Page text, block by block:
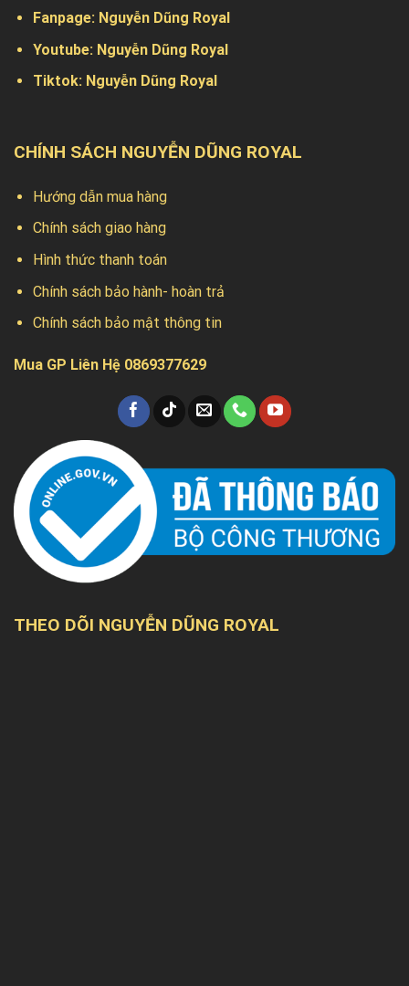
Fanpage: Nguyễn Dũng Royal
Youtube: Nguyễn Dũng Royal
Tiktok: Nguyễn Dũng Royal
CHÍNH SÁCH NGUYỄN DŨNG ROYAL
Hướng dẫn mua hàng
Chính sách giao hàng
Hình thức thanh toán
Chính sách bảo hành- hoàn trả
Chính sách bảo mật thông tin
Mua GP Liên Hệ 0869377629
THEO DÕI NGUYỄN DŨNG ROYAL